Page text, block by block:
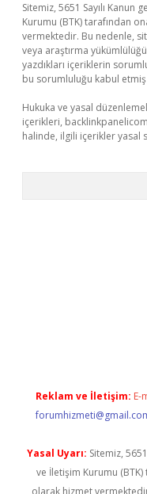
Sitemiz, 5651 Sayılı
Kurumu (BTK) tarafından
vermektedir. Bu nedenle,
veya araştırma
yazdıkları içeriklerin
bu sorumluluğu kabul etmiş
Hukuka ve yasal
içerikleri,
halinde, ilgili içerikler yasal
Reklam ve İletişim: E-
Yasal Uyarı: Sitemiz,
ve İletişim Kurumu (BTK)
olarak hizmet